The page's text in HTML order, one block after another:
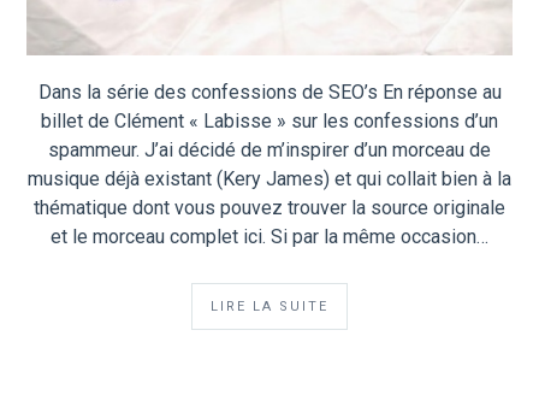
Dans la série des confessions de SEO’s En réponse au
billet de Clément « Labisse » sur les confessions d’un
spammeur. J’ai décidé de m’inspirer d’un morceau de
musique déjà existant (Kery James) et qui collait bien à la
thématique dont vous pouvez trouver la source originale
et le morceau complet ici. Si par la même occasion…
LIRE LA SUITE